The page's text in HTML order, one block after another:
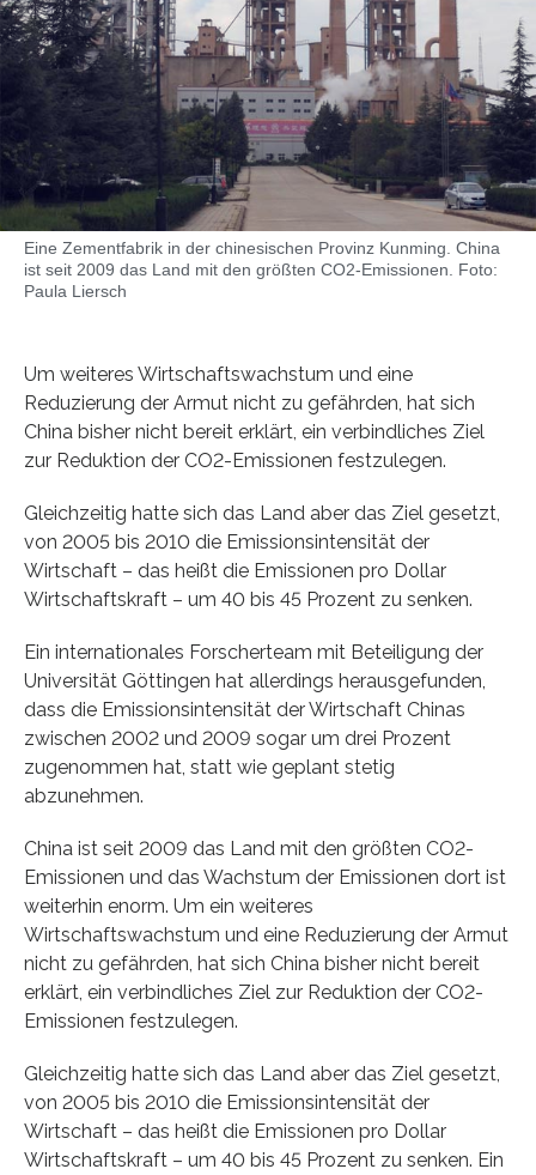
Eine Zementfabrik in der chinesischen Provinz Kunming. China
ist seit 2009 das Land mit den größten CO2-Emissionen. Foto:
Paula Liersch
Um weiteres Wirtschaftswachstum und eine
Reduzierung der Armut nicht zu gefährden, hat sich
China bisher nicht bereit erklärt, ein verbindliches Ziel
zur Reduktion der CO2-Emissionen festzulegen.
Gleichzeitig hatte sich das Land aber das Ziel gesetzt,
von 2005 bis 2010 die Emissionsintensität der
Wirtschaft – das heißt die Emissionen pro Dollar
Wirtschaftskraft – um 40 bis 45 Prozent zu senken.
Ein internationales Forscherteam mit Beteiligung der
Universität Göttingen hat allerdings herausgefunden,
dass die Emissionsintensität der Wirtschaft Chinas
zwischen 2002 und 2009 sogar um drei Prozent
zugenommen hat, statt wie geplant stetig
abzunehmen.
China ist seit 2009 das Land mit den größten CO2-
Emissionen und das Wachstum der Emissionen dort ist
weiterhin enorm. Um ein weiteres
Wirtschaftswachstum und eine Reduzierung der Armut
nicht zu gefährden, hat sich China bisher nicht bereit
erklärt, ein verbindliches Ziel zur Reduktion der CO2-
Emissionen festzulegen.
Gleichzeitig hatte sich das Land aber das Ziel gesetzt,
von 2005 bis 2010 die Emissionsintensität der
Wirtschaft – das heißt die Emissionen pro Dollar
Wirtschaftskraft – um 40 bis 45 Prozent zu senken. Ein